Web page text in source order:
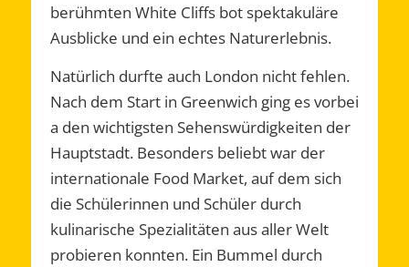
berühmten White Cliffs bot spektakuläre
Ausblicke und ein echtes Naturerlebnis.
Natürlich durfte auch London nicht fehlen.
Nach dem Start in Greenwich ging es vorbei
a den wichtigsten Sehenswürdigkeiten der
Hauptstadt. Besonders beliebt war der
internationale Food Market, auf dem sich
die Schülerinnen und Schüler durch
kulinarische Spezialitäten aus aller Welt
probieren konnten. Ein Bummel durch